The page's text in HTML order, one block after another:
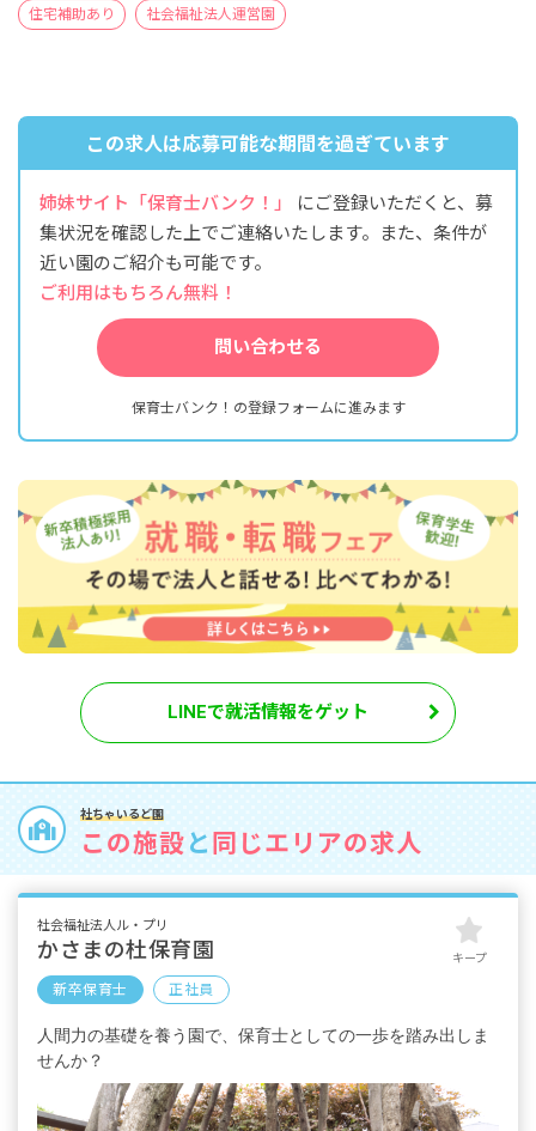
住宅補助あり 社会福祉法人運営園
この求人は応募可能な期間を過ぎています
姉妹サイト「保育士バンク！」
にご登録いただくと、募
集状況を確認した上でご連絡いたします。また、条件が
近い園のご紹介も可能です。
ご利用はもちろん無料！
問い合わせる
保育士バンク！の登録フォームに進みます
LINEで就活情報をゲット
社ちゃいるど園
この施設 と 同じエリアの求人
社会福祉法人ル・プリ
かさまの杜保育園
新卒保育士 正社員
キープ
人間力の基礎を養う園で、保育士としての一歩を踏み出しま
せんか？